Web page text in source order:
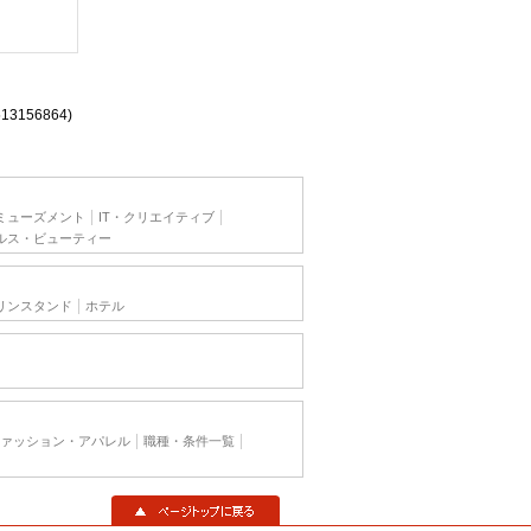
ューズメント
IT・クリエイティブ
ス・ビューティー
ンスタンド ホテル
ッション・アパレル 職種・条件一覧